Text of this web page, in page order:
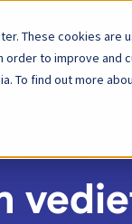
These cookies
order to improve
To find out more
Platforma
22. JÚN 2022